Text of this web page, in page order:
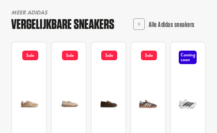
MEER ADIDAS
VERGELIJKBARE SNEAKERS Alle Adidas sneakers
Sale Sale Sale Sale
Coming
soon